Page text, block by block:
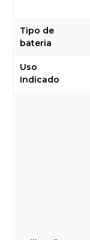
Tipo de
bateria
Uso
Indicado